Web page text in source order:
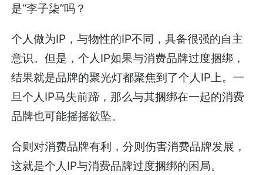
是“李子柒”吗？
个人做为IP，与物性的IP不同，具备很强的自主
意识。但是，个人IP如果与消费品牌过度捆绑，
结果就是品牌的聚光灯都聚焦到了个人IP上。一
旦个人IP马失前蹄，那么与其捆绑在一起的消费
品牌也可能摇摇欲坠。
合则对消费品牌有利，分则伤害消费品牌发展，
这就是个人IP与消费品牌过度捆绑的困局。